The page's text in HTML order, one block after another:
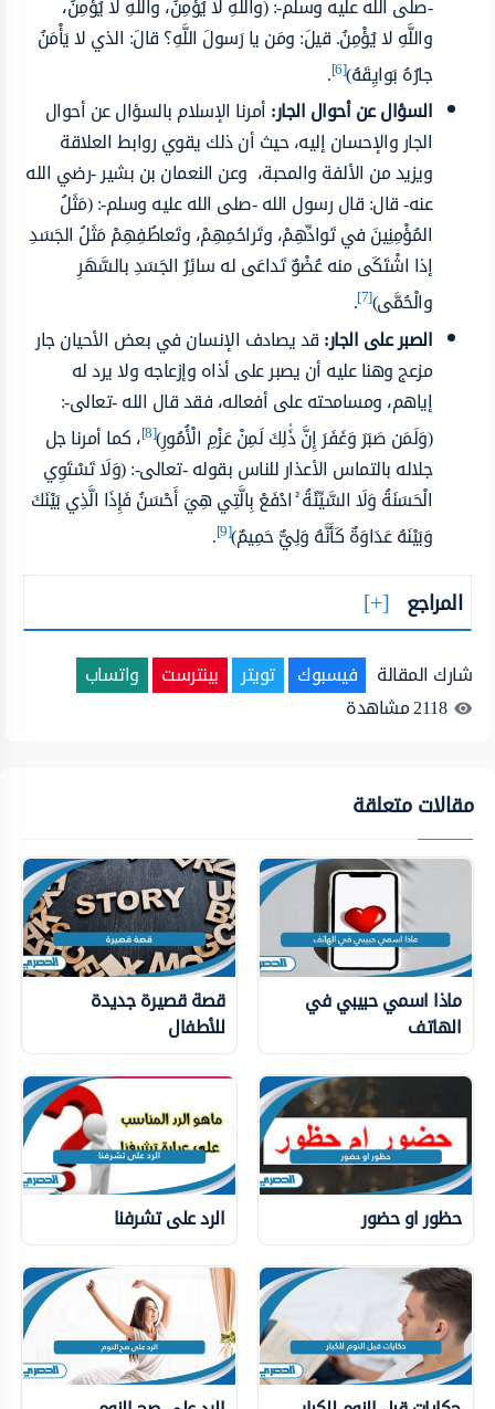
-صلى الله عليه وسلم-: (واللَّهِ لا يُؤْمِنُ، واللَّهِ لا يُؤْمِنُ،
واللَّهِ لا يُؤْمِنُ. قيلَ: ومَن يا رَسولَ اللَّهِ؟ قالَ: الذي لا يَأْمَنُ
جارُهُ بَوايِقَهُ)[6]
.
السؤال عن أحوال الجار:أمرنا الإسلام بالسؤال عن أحوال
الجار والإحسان إليه، حيث أن ذلك يقوي روابط العلاقة
ويزيد من الألفة والمحبة، وعن النعمان بن بشير -رضي الله
عنه- قال: قال رسول الله -صلى الله عليه وسلم-: (مَثَلُ
المُؤْمِنِينَ في تَوادِّهِمْ، وتَراحُمِهِمْ، وتَعاطُفِهِمْ مَثَلُ الجَسَدِ
إذا اشْتَكَى منه عُضْوٌ تَداعَى له سائِرُ الجَسَدِ بالسَّهَرِ
والْحُمَّى)[7]
.
الصبر على الجار:قد يصادف الإنسان في بعض الأحيان جار
مزعج وهنا عليه أن يصبر على أذاه وإزعاجه ولا يرد له
إياهم، ومسامحته على أفعاله، فقد قال الله -تعالى-:
(وَلَمَن صَبَرَ وَغَفَرَ إِنَّ ذَٰلِكَ لَمِنْ عَزْمِ الْأُمُورِ)[8] ، كما أمرنا جل
جلاله بالتماس الأعذار للناس بقوله -تعالى-: (وَلَا تَسْتَوِي
الْحَسَنَةُ وَلَا السَّيِّئَةُ ۚ ادْفَعْ بِالَّتِي هِيَ أَحْسَنُ فَإِذَا الَّذِي بَيْنَكَ
وَبَيْنَهُ عَدَاوَةٌ كَأَنَّهُ وَلِيٌّ حَمِيمٌ)[9]
.
المراجع
شارك المقالة فيسبوك تويتر بينترست
واتساب
2118مشاهدة
مقالات متعلقة
ماذا اسمي حبيبي في
الهاتف
قصة قصيرة جديدة
للأطفال
حظور او حضور الرد على تشرفنا